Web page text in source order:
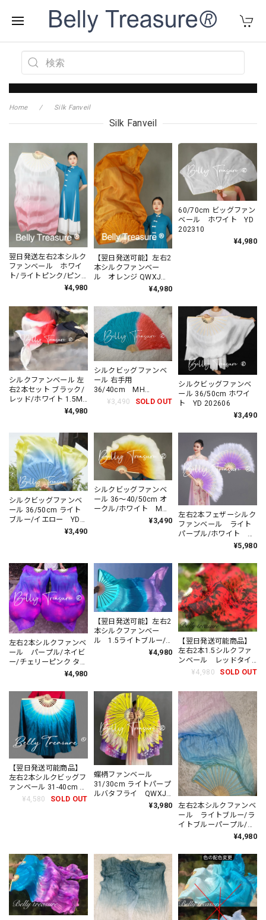
Home Silk Fanveil
Silk Fanveil
翌日発送左右2本シルク
ファンベール ホワイ
ト/ライトピンク/ピン
ク QWXJ 001 202401
¥4,980
【翌日発送可能】左右2
本シルクファンベー
ル オレンジ QWXJ
007 202401 1.5m¥4,980
60/70cm ビッグファン
ベール ホワイト YD
202310
¥4,980
シルクファンベール 左
右2本セット ブラック/
レッド/ホワイト 1.5M
¥4,980
シルクビッグファンベ
ール 右手用
36/40cm MH
202605
¥3,490 SOLD OUT
シルクビッグファンベ
ール 36/50cm ホワイ
ト YD 202606
¥3,490
シルクビッグファンベ
ール 36/50cm ライト
ブルー/イエロー YD
¥3,490
シルクビッグファンベ
ール 36〜40/50cm オ
ークル/ホワイト MH
¥3,490
左右2本フェザーシルク
ファンベール ライト
パープル/ホワイト
¥5,980
左右2本シルクファンベ
ール パープル/ネイビ
ー/チェリーピンク タイ
ダイ YD 202605¥4,980
【翌日発送可能】左右2
本シルクファンベー
ル 1.5ライトブルー/
ブルー/ライトパープル
¥4,980
【翌日発送可能商品】
左右2本1.5シルクファ
ンベール レッドタイ
ダイ HWWD 04
¥4,980 SOLD OUT
【翌日発送可能商品】
左右2本シルクビッグフ
ァンベール 31-40cm ホ
ワイト/ネイビー HW
¥4,580 SOLD OUT
蝶柄ファンベール
31/30cm ライトパープ
ルバタフライ QWXJ
¥3,980
左右2本シルクファンベ
ール ライトブルー/ラ
イトブルーパープル/ラ
イトピンク DTXJ¥4,980